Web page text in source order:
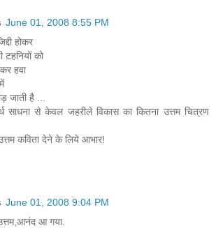
June 01, 2008 8:55 PM
होकर
टहनियों को
हवा
जाती है ...
साधना से केवल जहरीले विकास का कितना उत्तम चित्रण
कविता देने के लिये आभार!
June 01, 2008 9:04 PM
आ गया.